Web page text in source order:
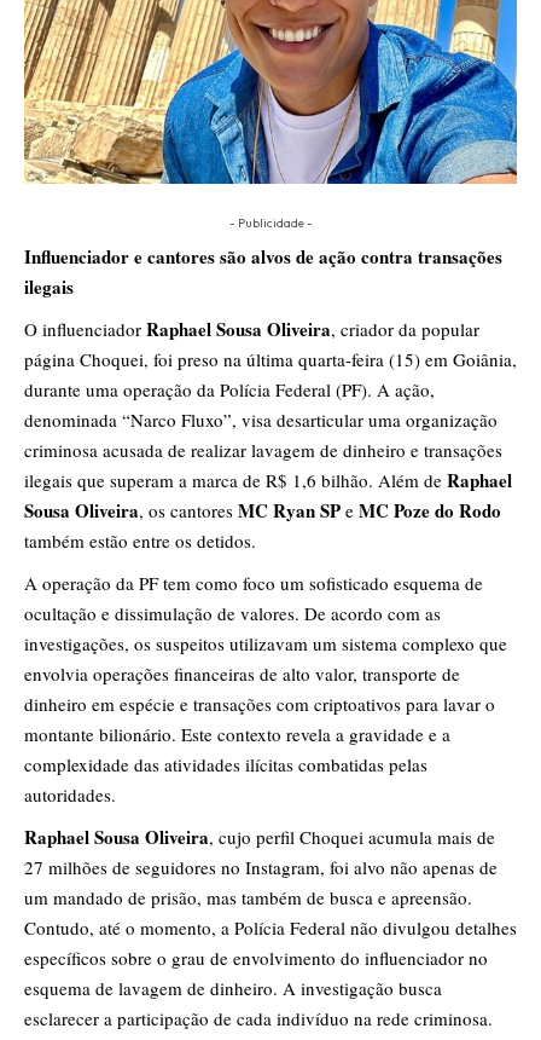
- Publicidade -
Influenciador e cantores são alvos de ação contra transações
ilegais
O influenciador Raphael Sousa Oliveira, criador da popular
página Choquei, foi preso na última quarta-feira (15) em Goiânia,
durante uma operação da Polícia Federal (PF). A ação,
denominada “Narco Fluxo”, visa desarticular uma organização
criminosa acusada de realizar lavagem de dinheiro e transações
ilegais que superam a marca de R$ 1,6 bilhão. Além de Raphael
Sousa Oliveira, os cantores MC Ryan SP e MC Poze do Rodo
também estão entre os detidos.
A operação da PF tem como foco um sofisticado esquema de
ocultação e dissimulação de valores. De acordo com as
investigações, os suspeitos utilizavam um sistema complexo que
envolvia operações financeiras de alto valor, transporte de
dinheiro em espécie e transações com criptoativos para lavar o
montante bilionário. Este contexto revela a gravidade e a
complexidade das atividades ilícitas combatidas pelas
autoridades.
Raphael Sousa Oliveira, cujo perfil Choquei acumula mais de
27 milhões de seguidores no Instagram, foi alvo não apenas de
um mandado de prisão, mas também de busca e apreensão.
Contudo, até o momento, a Polícia Federal não divulgou detalhes
específicos sobre o grau de envolvimento do influenciador no
esquema de lavagem de dinheiro. A investigação busca
esclarecer a participação de cada indivíduo na rede criminosa.